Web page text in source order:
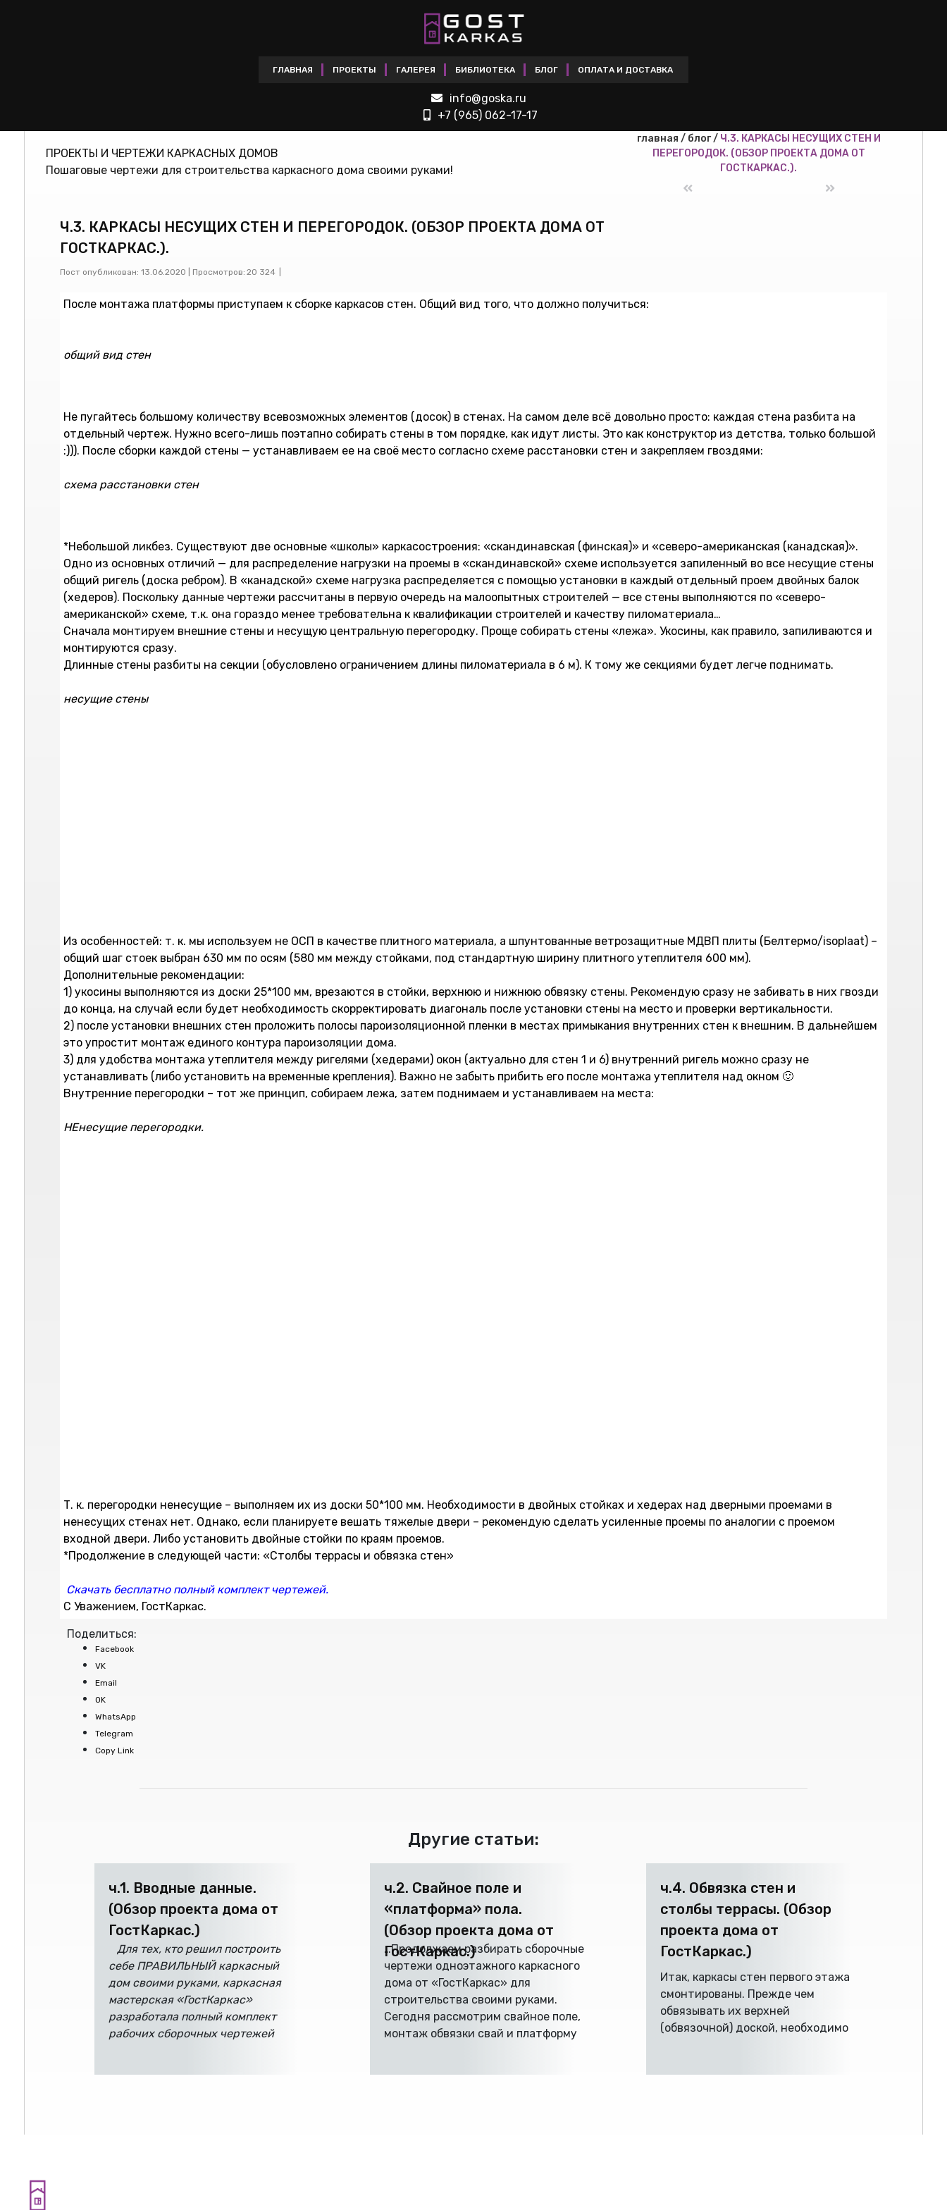
ГЛАВНАЯ ПРОЕКТЫ ГАЛЕРЕЯ БИБЛИОТЕКА БЛОГ ОПЛАТА И ДОСТАВКА
info@goska.ru
+7 (965) 062-17-17
ПРОЕКТЫ И ЧЕРТЕЖИ КАРКАСНЫХ ДОМОВ
Пошаговые чертежи для строительства каркасного дома своими руками!
главная / блог/ Ч.3. КАРКАСЫ НЕСУЩИХ СТЕН И
ПЕРЕГОРОДОК. (ОБЗОР ПРОЕКТА ДОМА ОТ
ГОСТКАРКАС.).
Ч.3. КАРКАСЫ НЕСУЩИХ СТЕН И ПЕРЕГОРОДОК. (ОБЗОР ПРОЕКТА ДОМА ОТ
ГОСТКАРКАС.).
Пост опубликован: 13.06.2020 Просмотров: 20 324
После монтажа платформы приступаем к сборке каркасов стен. Общий вид того, что должно получиться:
общий вид стен
Не пугайтесь большому количеству всевозможных элементов (досок) в стенах. На самом деле всё довольно просто: каждая стена разбита на
отдельный чертеж. Нужно всего-лишь поэтапно собирать стены в том порядке, как идут листы. Это как конструктор из детства, только большой
:))). После сборки каждой стены — устанавливаем ее на своё место согласно схеме расстановки стен и закрепляем гвоздями:
схема расстановки стен
*Небольшой ликбез. Существуют две основные «школы» каркасостроения: «скандинавская (финская)» и «северо-американская (канадская)».
Одно из основных отличий — для распределение нагрузки на проемы в «скандинавской» схеме используется запиленный во все несущие стены
общий ригель (доска ребром). В «канадской» схеме нагрузка распределяется с помощью установки в каждый отдельный проем двойных балок
(хедеров). Поскольку данные чертежи рассчитаны в первую очередь на малоопытных строителей — все стены выполняются по «северо-
американской» схеме, т.к. она гораздо менее требовательна к квалификации строителей и качеству пиломатериала…
Сначала монтируем внешние стены и несущую центральную перегородку. Проще собирать стены «лежа». Укосины, как правило, запиливаются и
монтируются сразу.
Длинные стены разбиты на секции (обусловлено ограничением длины пиломатериала в 6 м). К тому же секциями будет легче поднимать.
несущие стены
Из особенностей: т. к. мы используем не ОСП в качестве плитного материала, а шпунтованные ветрозащитные МДВП плиты (Белтермо/isoplaat) –
общий шаг стоек выбран 630 мм по осям (580 мм между стойками, под стандартную ширину плитного утеплителя 600 мм).
Дополнительные рекомендации:
1) укосины выполняются из доски 25*100 мм, врезаются в стойки, верхнюю и нижнюю обвязку стены. Рекомендую сразу не забивать в них гвозди
до конца, на случай если будет необходимость скорректировать диагональ после установки стены на место и проверки вертикальности.
2) после установки внешних стен проложить полосы пароизоляционной пленки в местах примыкания внутренних стен к внешним. В дальнейшем
это упростит монтаж единого контура пароизоляции дома.
3) для удобства монтажа утеплителя между ригелями (хедерами) окон (актуально для стен 1 и 6) внутренний ригель можно сразу не
устанавливать (либо установить на временные крепления). Важно не забыть прибить его после монтажа утеплителя над окном 🙂
Внутренние перегородки – тот же принцип, собираем лежа, затем поднимаем и устанавливаем на места:
НЕнесущие перегородки.
Т. к. перегородки ненесущие – выполняем их из доски 50*100 мм. Необходимости в двойных стойках и хедерах над дверными проемами в
ненесущих стенах нет. Однако, если планируете вешать тяжелые двери – рекомендую сделать усиленные проемы по аналогии с проемом
входной двери. Либо установить двойные стойки по краям проемов.
*Продолжение в следующей части: «Столбы террасы и обвязка стен»
Скачать бесплатно полный комплект чертежей.
С Уважением, ГостКаркас.
Поделиться:
Facebook
VK
Email
OK
WhatsApp
Telegram
Copy Link
Другие статьи:
ч.1. Вводные данные.
(Обзор проекта дома от
ГостКаркас.)
Для тех, кто решил построить
себе ПРАВИЛЬНЫЙ каркасный
дом своими руками, каркасная
мастерская «ГостКаркас»
разработала полный комплект
рабочих сборочных чертежей
ч.2. Свайное поле и
«платформа» пола.
(Обзор проекта дома от
ГостКаркас.)
…Продолжаем разбирать сборочные
чертежи одноэтажного каркасного
дома от «ГостКаркас» для
строительства своими руками.
Сегодня рассмотрим свайное поле,
монтаж обвязки свай и платформу
Для начала, общие виды каркаса,
ч.4. Обвязка стен и
столбы террасы. (Обзор
проекта дома от
ГостКаркас.)
Итак, каркасы стен первого этажа
смонтированы. Прежде чем
обвязывать их верхней
(обвязочной) доской, необходимо
нужно будет обвязать).